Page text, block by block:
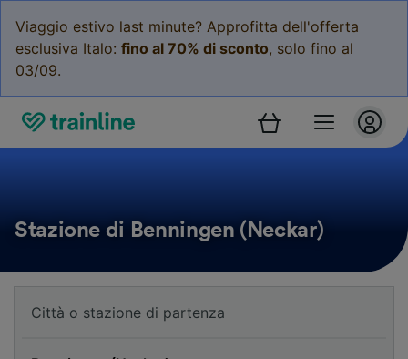
Viaggio estivo last minute? Approfitta dell'offerta
esclusiva Italo: fino al 70% di sconto, solo fino al
03/09.
Stazione di Benningen (Neckar)